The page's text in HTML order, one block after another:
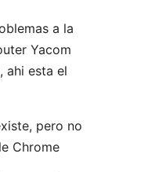
a la
Yacom
ahi esta el
pero no
Chrome